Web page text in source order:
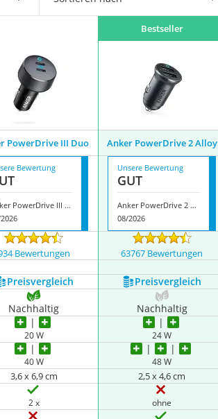
Bestseller
PowerDrive III Duo Anker PowerDrive 2 Alloy
Bewertung
Anker PowerDrive III Duo
Unsere Bewertung
GUT
Anker PowerDrive 2 Alloy
08/2026
Bewertungen 63767 Bewertungen
Preis­vergleich Preis­vergleich
Nachhaltig Nachhaltig
20 W 24 W
40 W 48 W
3,6 x 6,9 cm 2,5 x 4,6 cm
2 x ohne